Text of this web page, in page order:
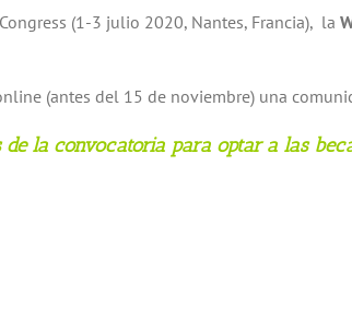
(1-3 julio 2020, Nantes, Francia), la
(antes del 15 de noviembre) una
la convocatoria para optar a las